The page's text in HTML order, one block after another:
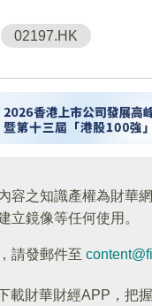
02197.HK
容之知識產權為財華
立鏡像等任何使用。
請發郵件至
載財華財經APP，把